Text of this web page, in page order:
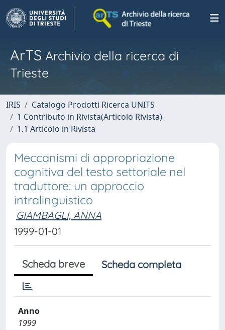
ArTS Archivio della ricerca di
Trieste
IRIS
Catalogo Prodotti Ricerca UNITS
1 Contributo in Rivista(Articolo Rivista)
1.1 Articolo in Rivista
Meccanismi di appropriazione
cognitiva del testo settoriale nel
traduttore: un approccio
intralinguistico
GIAMBAGLI, ANNA
1999-01-01
Scheda breve Scheda completa
Anno
1999